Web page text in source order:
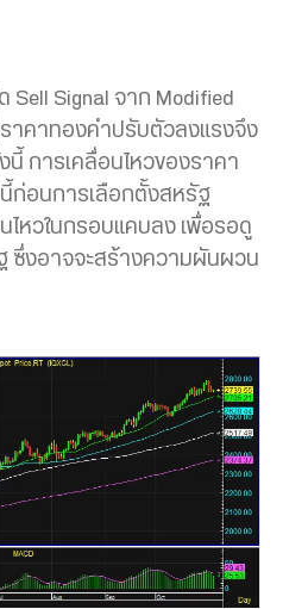
Sell Signal จาก Modified
าคาทองคำปรับตัวลงแรงจึง
การเคลื่อนไหวของราคา
นี้ก่อนการเลือกตั้งสหรัฐ
ไหวในกรอบแคบลง เพื่อรอดู
ซึ่งอาจจะสร้างความผันผวน